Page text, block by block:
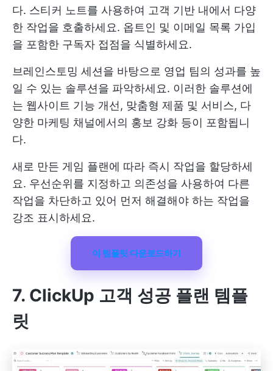
다. 스티커 노트를 사용하여 고객 기반 내에서 다양
한 작업을 호출하세요. 옵트인 및 이메일 목록 가입
을 포함한 구독자 접점을 식별하세요.
브레인스토밍 세션을 바탕으로 영업 팀의 성과를 높
일 수 있는 솔루션을 파악하세요. 이러한 솔루션에
는 웹사이트 기능 개선, 맞춤형 제품 및 서비스, 다
양한 마케팅 채널에서의 홍보 강화 등이 포함됩니
다.
새로 만든 게임 플랜에 따라 즉시 작업을 할당하세
요. 우선순위를 지정하고 의존성을 사용하여 다른
작업을 차단하고 있어 먼저 해결해야 하는 작업을
강조 표시하세요.
이 템플릿 다운로드하기
7. ClickUp 고객 성공 플랜 템플
릿